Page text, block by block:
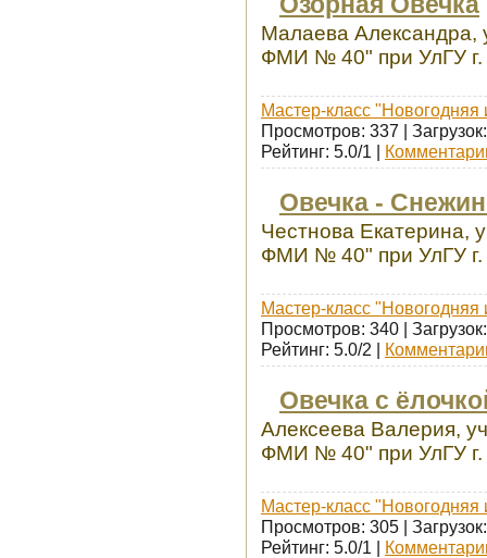
Малаева
ФМИ № 40" при УлГУ г.
Мастер-класс
Просмотров: 337 |
Рейтинг: 5.0/1 |
Овечка -
Честнова Екатерина,
ФМИ № 40" при УлГУ г.
Мастер-класс
Просмотров: 340 |
Рейтинг: 5.0/2 |
Овечка с
Алексеева Валерия,
ФМИ № 40" при УлГУ г.
Мастер-класс
Просмотров: 305 |
Рейтинг: 5.0/1 |